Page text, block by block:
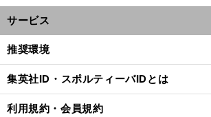
サービス
推奨環境
集英社ID・スポルティーバIDとは
利用規約・会員規約